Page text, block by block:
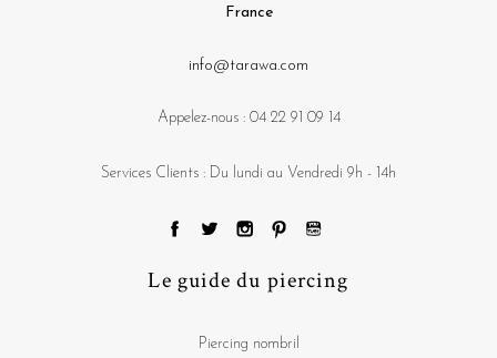
France
info@tarawa.com
Appelez-nous : 04 22 91 09 14
Services Clients : Du lundi au Vendredi 9h - 14h
Le guide du piercing
Piercing nombril